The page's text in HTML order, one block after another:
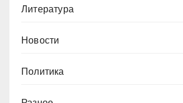
Литература
Новости
Политика